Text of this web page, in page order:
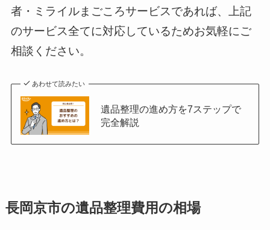
者・ミライルまごころサービスであれば、上記
のサービス全てに対応しているためお気軽にご
相談ください。
あわせて読みたい
遺品整理の進め方を7ステップで
完全解説
長岡京市の遺品整理費用の相場